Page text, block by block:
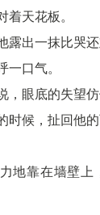
天花板。
露出一抹比哭
口气。
，眼底的失望
时候，扯回他
地靠在墙壁上